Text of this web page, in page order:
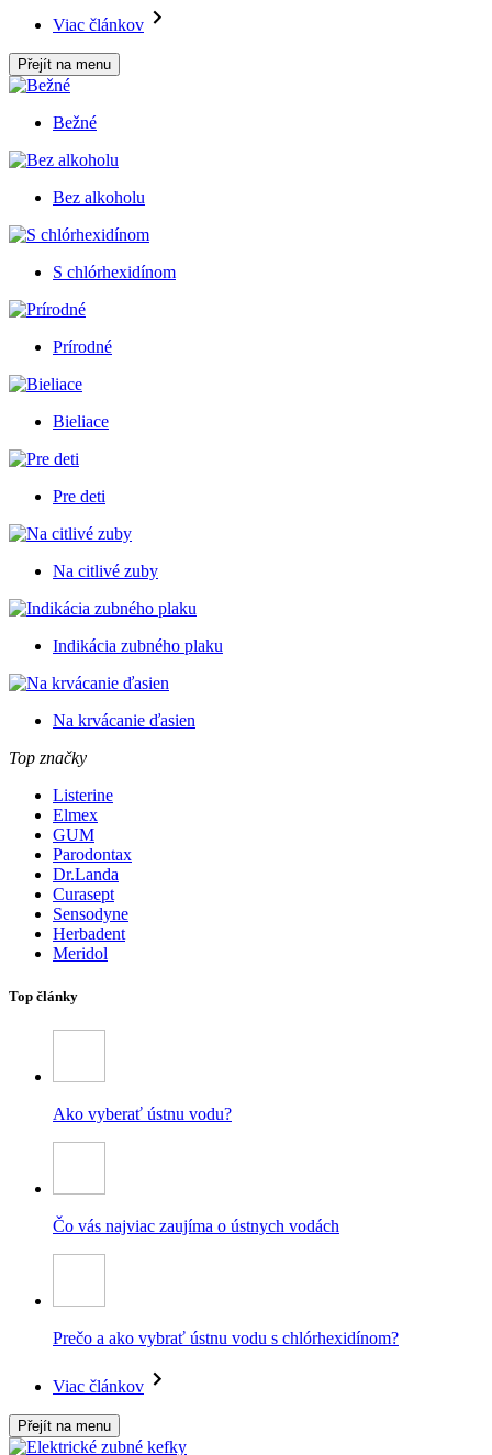
Viac článkov
Přejít na menu
Bežné
Bez alkoholu
S chlórhexidínom
Prírodné
Bieliace
Pre deti
Na citlivé zuby
Indikácia zubného plaku
Na krvácanie ďasien
Top značky
Listerine
Elmex
GUM
Parodontax
Dr.Landa
Curasept
Sensodyne
Herbadent
Meridol
Top články
Ako vyberať ústnu vodu?
Čo vás najviac zaujíma o ústnych vodách
Prečo a ako vybrať ústnu vodu s chlórhexidínom?
Viac článkov
Přejít na menu